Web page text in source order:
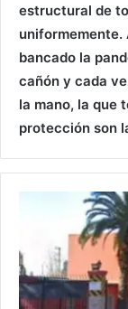
estructural de
uniformemente.
bancado la
cañón y cada
la mano, la que
protección son